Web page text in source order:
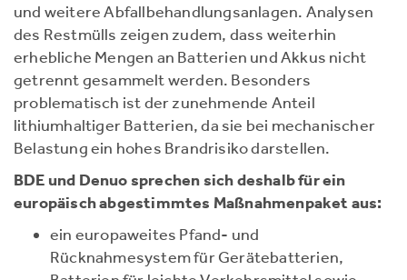
und weitere Abfallbehandlungsanlagen. Analysen
des Restmülls zeigen zudem, dass weiterhin
erhebliche Mengen an Batterien und Akkus nicht
getrennt gesammelt werden. Besonders
problematisch ist der zunehmende Anteil
lithiumhaltiger Batterien, da sie bei mechanischer
Belastung ein hohes Brandrisiko darstellen.
BDE und Denuo sprechen sich deshalb für ein
europäisch abgestimmtes Maßnahmenpaket aus:
ein europaweites Pfand- und
Rücknahmesystem für Gerätebatterien,